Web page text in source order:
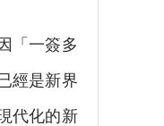
「一簽多
經是新界
代化的新